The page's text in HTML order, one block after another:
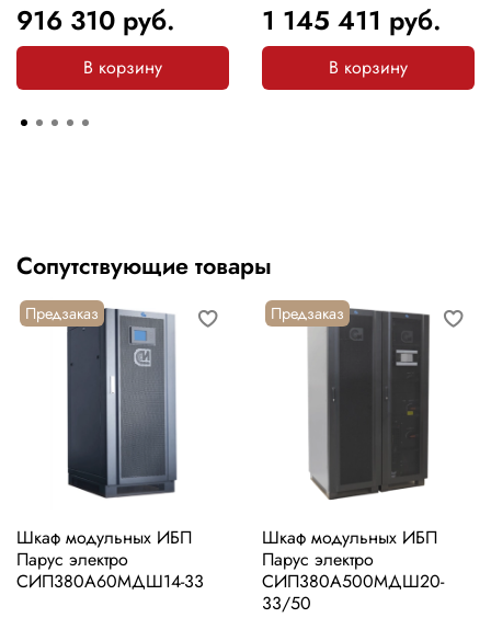
916 310 руб.
В корзину
1 145 411 руб.
В корзину
Сопутствующие товары
Предзаказ
Шкаф модульных ИБП
Парус электро
СИП380А60МДШ14-33
Предзаказ
Шкаф модульных ИБП
Парус электро
СИП380А500МДШ20-
33/50